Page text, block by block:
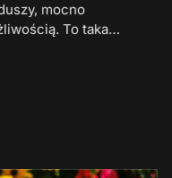
mocno
To taka…